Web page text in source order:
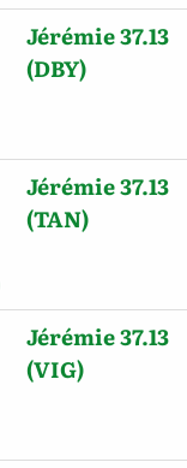
Jérémie 37.13
(DBY)
Jérémie 37.13
(TAN)
Jérémie 37.13
(VIG)